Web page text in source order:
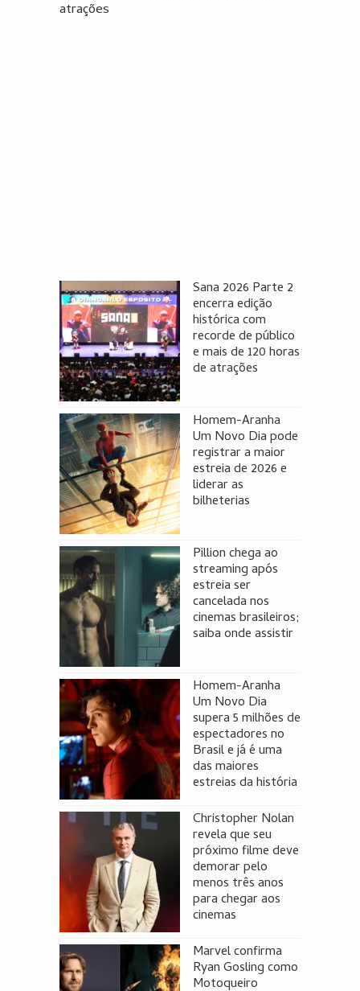
atrações
Sana 2026 Parte 2
encerra edição
histórica com
recorde de público
e mais de 120 horas
de atrações
Homem-Aranha
Um Novo Dia pode
registrar a maior
estreia de 2026 e
liderar as
bilheterias
Pillion chega ao
streaming após
estreia ser
cancelada nos
cinemas brasileiros;
saiba onde assistir
Homem-Aranha
Um Novo Dia
supera 5 milhões de
espectadores no
Brasil e já é uma
das maiores
estreias da história
Christopher Nolan
revela que seu
próximo filme deve
demorar pelo
menos três anos
para chegar aos
cinemas
Marvel confirma
Ryan Gosling como
Motoqueiro